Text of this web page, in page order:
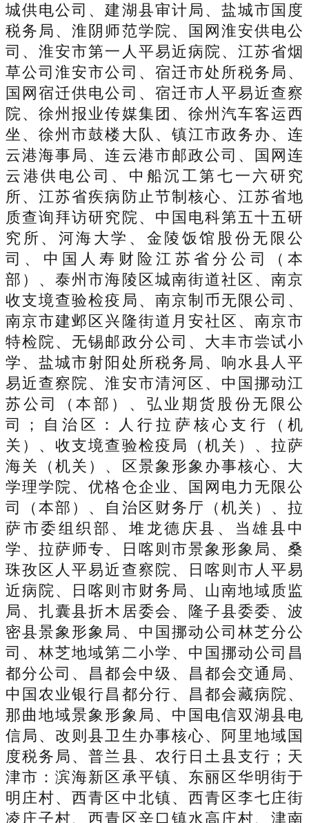
城供电公司、建湖县审计局、盐城市国度
税务局、淮阴师范学院、国网淮安供电公
司、淮安市第一人平易近病院、江苏省烟
草公司淮安市公司、宿迁市处所税务局、
国网宿迁供电公司、宿迁市人平易近查察
院、徐州报业传媒集团、徐州汽车客运西
坐、徐州市鼓楼大队、镇江市政务办、连
云港海事局、连云港市邮政公司、国网连
云港供电公司、中船沉工第七一六研究
所、江苏省疾病防止节制核心、江苏省地
质查询拜访研究院、中国电科第五十五研
究所、河海大学、金陵饭馆股份无限公
司、中国人寿财险江苏省分公司（本
部）、泰州市海陵区城南街道社区、南京
收支境查验检疫局、南京制币无限公司、
南京市建邺区兴隆街道月安社区、南京市
特检院、无锡邮政分公司、大丰市尝试小
学、盐城市射阳处所税务局、响水县人平
易近查察院、淮安市清河区、中国挪动江
苏公司（本部）、弘业期货股份无限公
司；自治区：人行拉萨核心支行（机
关）、收支境查验检疫局（机关）、拉萨
海关（机关）、区景象形象办事核心、大
学理学院、优格仓企业、国网电力无限公
司（本部）、自治区财务厅（机关）、拉
萨市委组织部、堆龙德庆县、当雄县中
学、拉萨师专、日喀则市景象形象局、桑
珠孜区人平易近查察院、日喀则市人平易
近病院、日喀则市财务局、山南地域质监
局、扎囊县折木居委会、隆子县委委、波
密县景象形象局、中国挪动公司林芝分公
司、林芝地域第二小学、中国挪动公司昌
都分公司、昌都会中级、昌都会交通局、
中国农业银行昌都分行、昌都会藏病院、
那曲地域景象形象局、中国电信双湖县电
信局、改则县卫生办事核心、阿里地域国
度税务局、普兰县、农行日土县支行；天
津市：滨海新区承平镇、东丽区华明街于
明庄村、西青区中北镇、西青区李七庄街
凌庄子村、西青区辛口镇水高庄村、津南